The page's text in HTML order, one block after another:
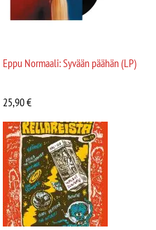
Eppu Normaali: Syvään päähän (LP)
25,90€